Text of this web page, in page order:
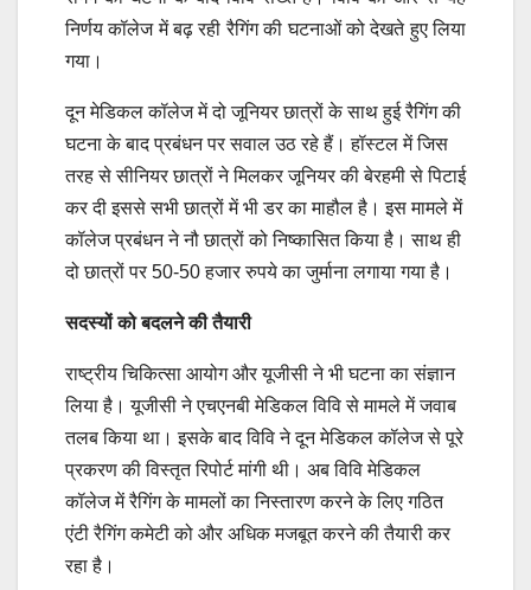
निर्णय कॉलेज में बढ़ रही रैगिंग की घटनाओं को देखते हुए लिया
गया।
दून मेडिकल कॉलेज में दो जूनियर छात्रों के साथ हुई रैगिंग की
घटना के बाद प्रबंधन पर सवाल उठ रहे हैं। हॉस्टल में जिस
तरह से सीनियर छात्रों ने मिलकर जूनियर की बेरहमी से पिटाई
कर दी इससे सभी छात्रों में भी डर का माहौल है। इस मामले में
कॉलेज प्रबंधन ने नौ छात्रों को निष्कासित किया है। साथ ही
दो छात्रों पर 50-50 हजार रुपये का जुर्माना लगाया गया है।
सदस्यों को बदलने की तैयारी
राष्ट्रीय चिकित्सा आयोग और यूजीसी ने भी घटना का संज्ञान
लिया है। यूजीसी ने एचएनबी मेडिकल विवि से मामले में जवाब
तलब किया था। इसके बाद विवि ने दून मेडिकल कॉलेज से पूरे
प्रकरण की विस्तृत रिपोर्ट मांगी थी। अब विवि मेडिकल
कॉलेज में रैगिंग के मामलों का निस्तारण करने के लिए गठित
एंटी रैगिंग कमेटी को और अधिक मजबूत करने की तैयारी कर
रहा है।